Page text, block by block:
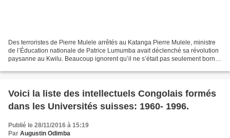
Des terroristes de Pierre Mulele arrêtés au Katanga Pierre Mulele, ministre
de l’Éducation nationale de Patrice Lumumba avait déclenché sa révolution
paysanne au Kwilu. Beaucoup ignorent qu’il ne s’était pas seulement borné
Voici la liste des intellectuels Congolais formés
dans les Universités suisses: 1960- 1996.
Publié le 28/11/2016 à 15:19
Par Augustin Odimba